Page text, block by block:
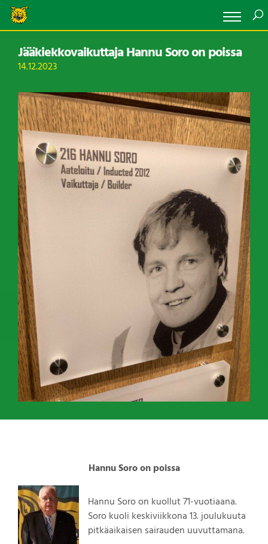
Jääkiekkovaikuttaja Hannu Soro on poissa
14.12.2023
Hannu Soro on poissa
Hannu Soro on kuollut 71-vuotiaana.
Soro kuoli keskiviikkona 13. joulukuuta
pitkäaikaisen sairauden uuvuttamana.